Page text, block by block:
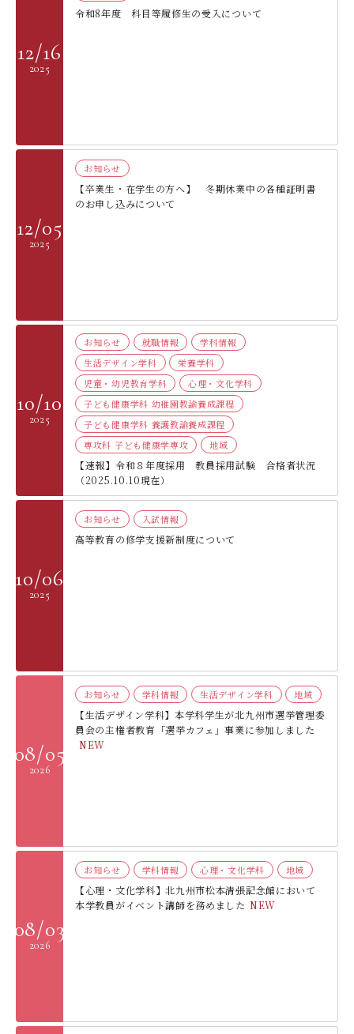
12/16
2025
令和8年度 科目等履修生の受入について
12/05
2025
お知らせ
【卒業生・在学生の方へ】 冬期休業中の各種証明書
のお申し込みについて
10/10
2025
お知らせ 就職情報
学科情報
生活デザイン学科
栄養学科
児童・幼児教育学科
心理・文化学科
子ども健康学科 幼稚園教諭養成課程
子ども健康学科 養護教諭養成課程
専攻科 子ども健康学専攻
地域
【速報】令和８年度採用 教員採用試験 合格者状況
（2025.10.10現在）
10/06
2025
お知らせ ⼊試情報
高等教育の修学支援新制度について
08/05
2026
お知らせ 学科情報 生活デザイン学科 地域
【生活デザイン学科】本学科学生が北九州市選挙管理委
員会の主権者教育「選挙カフェ」事業に参加しました
NEW
08/03
2026
お知らせ 学科情報 心理・文化学科 地域
【心理・文化学科】北九州市松本清張記念館において
本学教員がイベント講師を務めました NEW